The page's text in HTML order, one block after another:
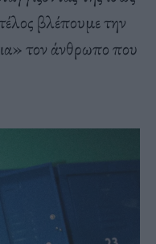
βλέπουμε την
τον άνθρωπο που